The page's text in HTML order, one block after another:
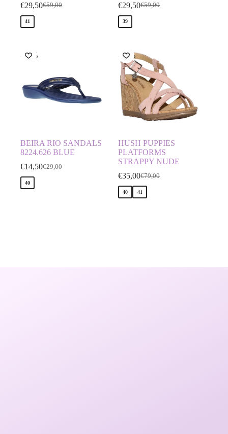
€59,00
€29,50
41
€59,00
€29,50
39
-50%
BEIRA RIO SANDALS
8224.626 BLUE
€29,00
€14,50
40
-56%
HUSH PUPPIES
PLATFORMS
STRAPPY NUDE
€79,00
€35,00
40 41